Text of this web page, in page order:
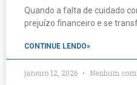
Quando a falta de cuidado
prejuízo financeiro e se
CONTINUE LENDO»
janeiro 12, 2026 Nenhum